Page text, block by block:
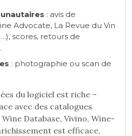
: avis de
Advocate, La Revue du Vin
scores, retours de
: photographie ou scan de
du logiciel est riche –
avec des catalogues
Database, Vivino, Wine-
est efficace,